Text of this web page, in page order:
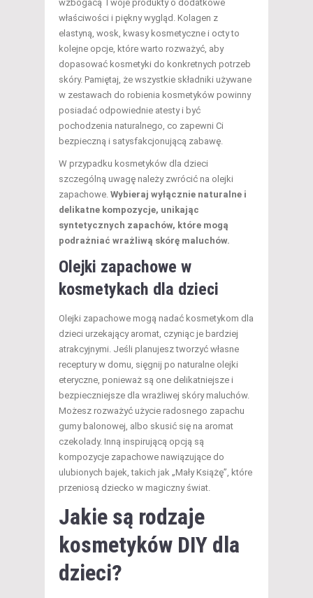
wzbogacą Twoje produkty o dodatkowe
właściwości i piękny wygląd. Kolagen z
elastyną, wosk, kwasy kosmetyczne i octy to
kolejne opcje, które warto rozważyć, aby
dopasować kosmetyki do konkretnych potrzeb
skóry. Pamiętaj, że wszystkie składniki używane
w zestawach do robienia kosmetyków powinny
posiadać odpowiednie atesty i być
pochodzenia naturalnego, co zapewni Ci
bezpieczną i satysfakcjonującą zabawę.
W przypadku kosmetyków dla dzieci
szczególną uwagę należy zwrócić na olejki
zapachowe. Wybieraj wyłącznie naturalne i
delikatne kompozycje, unikając
syntetycznych zapachów, które mogą
podrażniać wrażliwą skórę maluchów.
Olejki zapachowe w
kosmetykach dla dzieci
Olejki zapachowe mogą nadać kosmetykom dla
dzieci urzekający aromat, czyniąc je bardziej
atrakcyjnymi. Jeśli planujesz tworzyć własne
receptury w domu, sięgnij po naturalne olejki
eteryczne, ponieważ są one delikatniejsze i
bezpieczniejsze dla wrażliwej skóry maluchów.
Możesz rozważyć użycie radosnego zapachu
gumy balonowej, albo skusić się na aromat
czekolady. Inną inspirującą opcją są
kompozycje zapachowe nawiązujące do
ulubionych bajek, takich jak „Mały Książę”, które
przeniosą dziecko w magiczny świat.
Jakie są rodzaje
kosmetyków DIY dla
dzieci?